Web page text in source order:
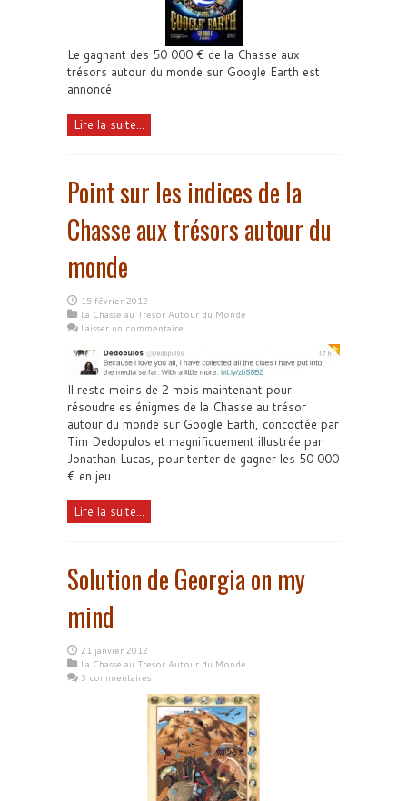
Le gagnant des 50 000 € de la Chasse aux
trésors autour du monde sur Google Earth est
annoncé
Lire la suite...
Point sur les indices de la
Chasse aux trésors autour du
monde
15 février 2012
La Chasse au Tresor Autour du Monde
Laisser un commentaire
Il reste moins de 2 mois maintenant pour
résoudre es énigmes de la Chasse au trésor
autour du monde sur Google Earth, concoctée par
Tim Dedopulos et magnifiquement illustrée par
Jonathan Lucas, pour tenter de gagner les 50 000
€ en jeu
Lire la suite...
Solution de Georgia on my
mind
21 janvier 2012
La Chasse au Tresor Autour du Monde
3 commentaires